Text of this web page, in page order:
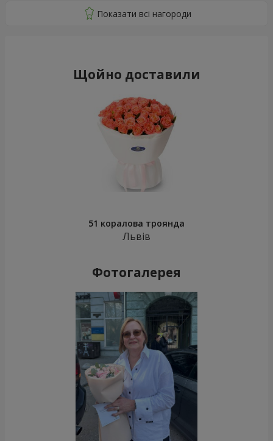
Щойно доставили
51 коралова троянда
Львів
Фотогалерея